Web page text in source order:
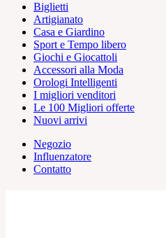
Biglietti
Artigianato
Casa e Giardino
Sport e Tempo libero
Giochi e Giocattoli
Accessori alla Moda
Orologi Intelligenti
I migliori venditori
Le 100 Migliori offerte
Nuovi arrivi
Negozio
Influenzatore
Contatto